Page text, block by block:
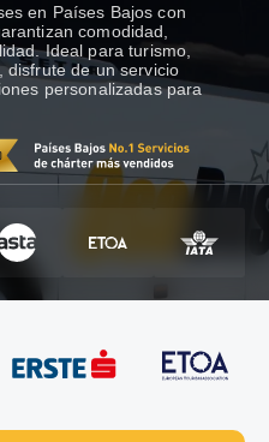
Show dropdown
en Países Bajos con
comodidad,
Ideal para turismo,
disfrute de un servicio
personalizadas para